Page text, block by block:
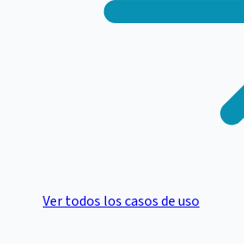
Ver todos los casos de uso